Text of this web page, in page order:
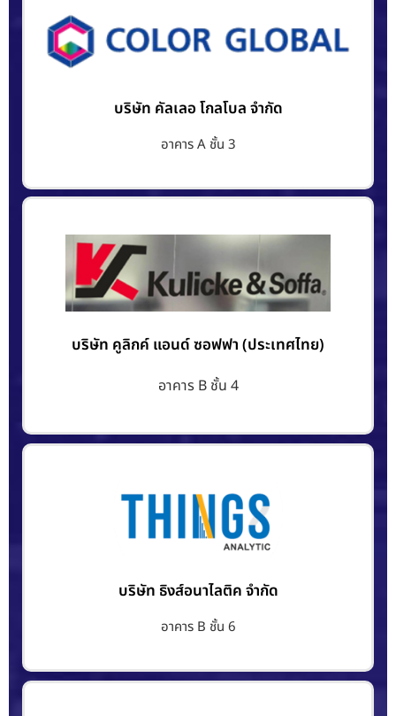
บริษัท คัลเลอ โกลโบล จำกัด
อาคาร A ชั้น 3
บริษัท คูลิกค์ แอนด์ ซอฟฟา (ประเทศไทย)
อาคาร B ชั้น 4
บริษัท ธิงส์อนาไลติค จำกัด
อาคาร B ชั้น 6